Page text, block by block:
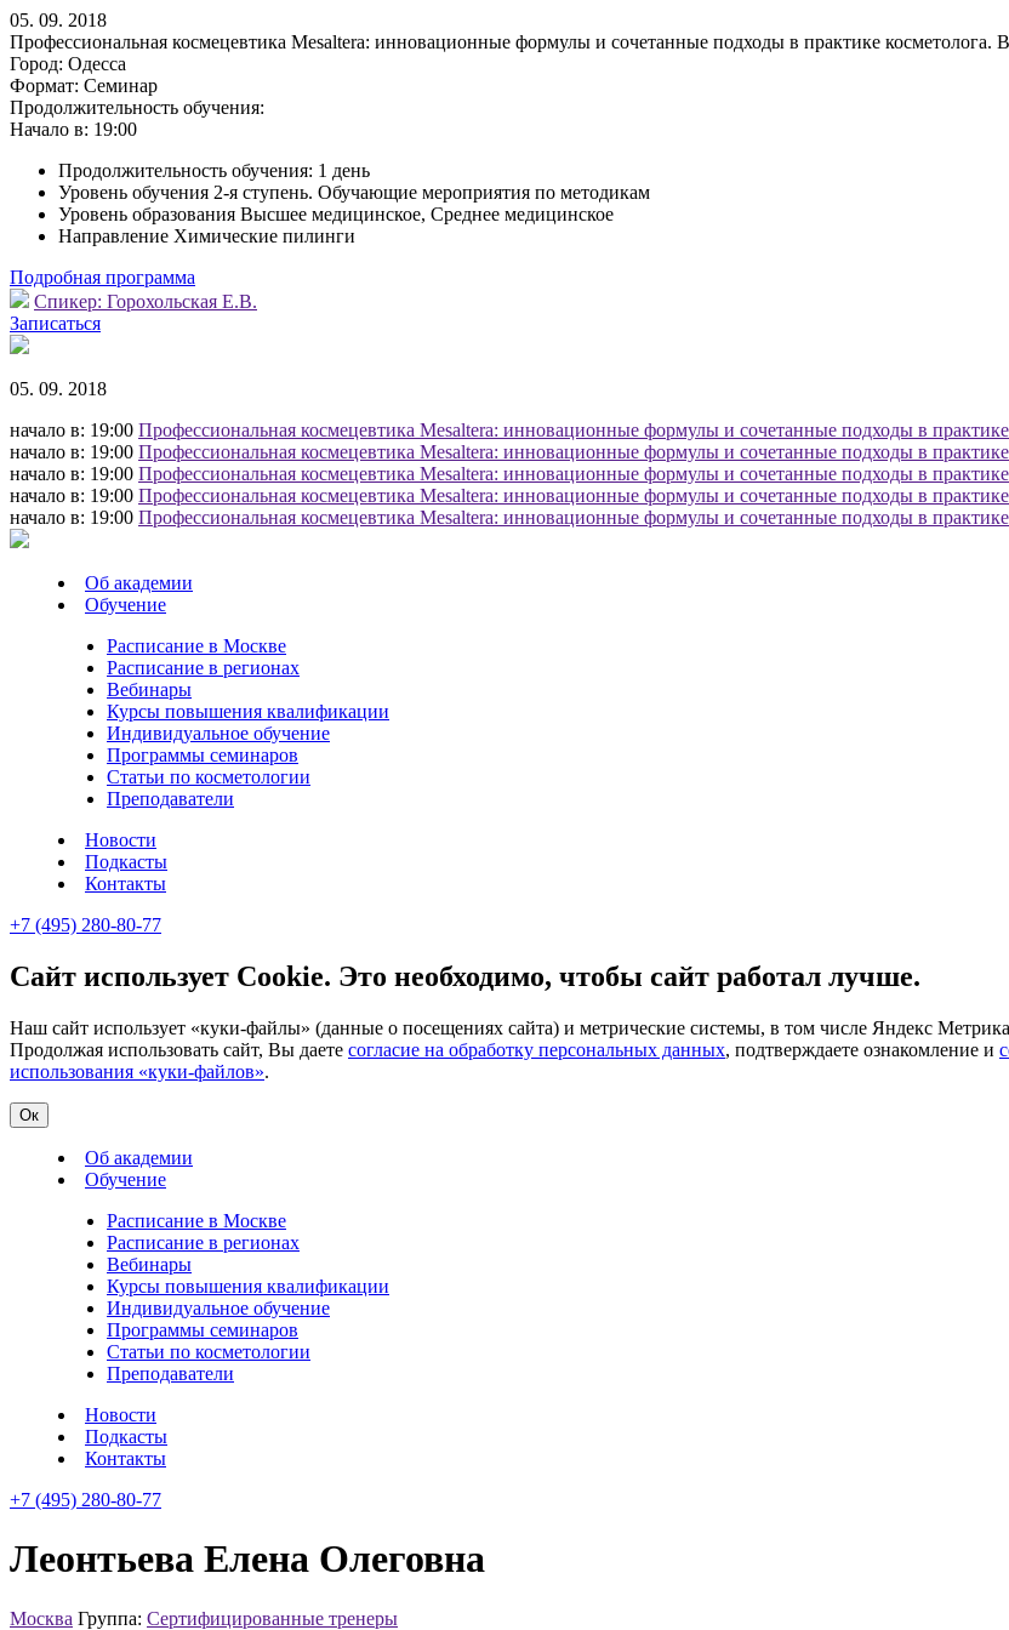
05. 09. 2018
Профессиональная космецевтика Mesaltera: инновационные формулы и сочетанные подходы в практике
Город: Одесса
Формат: Семинар
Продолжительность обучения:
Начало в: 19:00
Продолжительность обучения: 1 день
Уровень обучения 2-я ступень. Обучающие мероприятия по методикам
Уровень образования Высшее медицинское, Среднее медицинское
Направление Химические пилинги
Подробная программа
Спикер: Горохольская Е.В.
Записаться
05. 09. 2018
начало в: 19:00 Профессиональная космецевтика Mesaltera: инновационные формулы и сочетанные подходы в практике
начало в: 19:00 Профессиональная космецевтика Mesaltera: инновационные формулы и сочетанные подходы в практике
начало в: 19:00 Профессиональная космецевтика Mesaltera: инновационные формулы и сочетанные подходы в практике
начало в: 19:00 Профессиональная космецевтика Mesaltera: инновационные формулы и сочетанные подходы в практике
начало в: 19:00 Профессиональная космецевтика Mesaltera: инновационные формулы и сочетанные подходы в практике
Об академии
Обучение
Расписание в Москве
Расписание в регионах
Вебинары
Курсы повышения квалификации
Индивидуальное обучение
Программы семинаров
Статьи по косметологии
Преподаватели
Новости
Подкасты
Контакты
+7 (495) 280-80-77
Сайт использует Cookie. Это необходимо, чтобы сайт работал лучше.
Наш сайт использует «куки-файлы» (данные о посещениях сайта) и метрические системы, в том числе Яндекс
Продолжая использовать сайт, Вы даете согласие на обработку персональных данных, подтверждаете ознакомление и
использования «куки-файлов».
Ок
Об академии
Обучение
Расписание в Москве
Расписание в регионах
Вебинары
Курсы повышения квалификации
Индивидуальное обучение
Программы семинаров
Статьи по косметологии
Преподаватели
Новости
Подкасты
Контакты
+7 (495) 280-80-77
Леонтьева Елена Олеговна
Москва Группа: Сертифицированные тренеры